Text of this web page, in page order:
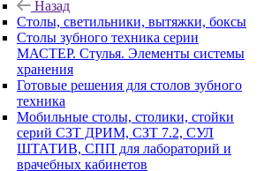
Назад
Cтолы, светильники, вытяжки, боксы
Столы зубного техника серии
МАСТЕР. Стулья. Элементы системы
хранения
Готовые решения для столов зубного
техника
Мобильные столы, столики, стойки
серий СЗТ ДРИМ, СЗТ 7.2, СУЛ
ШТАТИВ, СПП для лабораторий и
врачебных кабинетов